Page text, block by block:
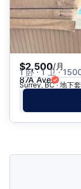
$2,500/月
1 卧 · 1 卫 ·
87A Ave
Surrey, BC · 地下